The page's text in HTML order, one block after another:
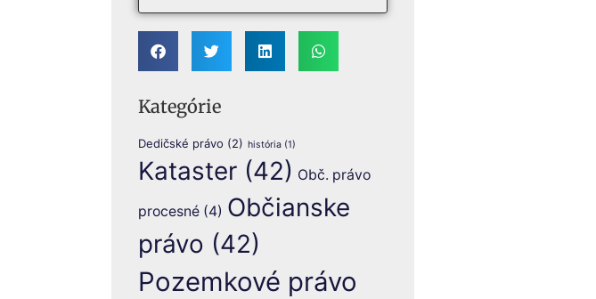
Kategórie
Dedičské právo (2) história(1)
Kataster(42) Obč. právo
procesné(4) Občianske
právo (42)
Pozemkové právo